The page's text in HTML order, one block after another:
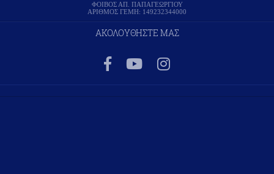
ΦΟΙΒΟΣ ΑΠ. ΠΑΠΑΓΕΩΡΓΙΟΥ
ΑΡΙΘΜΟΣ ΓΕΜΗ: 149232344000
ΑΚΟΛΟΥΘΗΣΤΕ ΜΑΣ